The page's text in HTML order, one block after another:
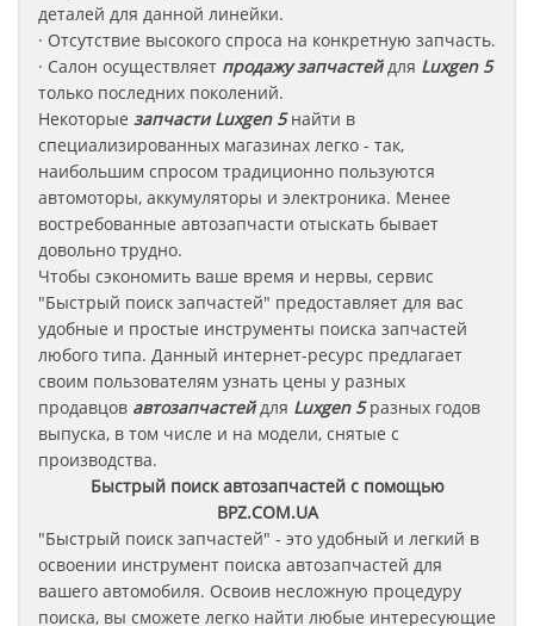
деталей для данной линейки.
· Отсутствие высокого спроса на конкретную запчасть.
· Салон осуществляет продажу запчастейдля Luxgen 5
только последних поколений.
Некоторые запчасти Luxgen 5найти в
специализированных магазинах легко - так,
наибольшим спросом традиционно пользуются
автомоторы, аккумуляторы и электроника. Менее
востребованные автозапчасти отыскать бывает
довольно трудно.
Чтобы сэкономить ваше время и нервы, сервис
"Быстрый поиск запчастей" предоставляет для вас
удобные и простые инструменты поиска запчастей
любого типа. Данный интернет-ресурс предлагает
своим пользователям узнать цены у разных
продавцов автозапчастейдля Luxgen 5разных годов
выпуска, в том числе и на модели, снятые с
производства.
Быстрый поиск автозапчастей с помощью
BPZ.COM.UA
"Быстрый поиск запчастей" - это удобный и легкий в
освоении инструмент поиска автозапчастей для
вашего автомобиля. Освоив несложную процедуру
поиска, вы сможете легко найти любые интересующие